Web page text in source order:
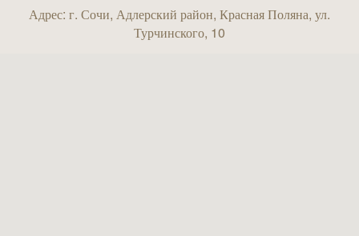
Адрес: г. Сочи, Адлерский район, Красная Поляна, ул.
Турчинского, 10